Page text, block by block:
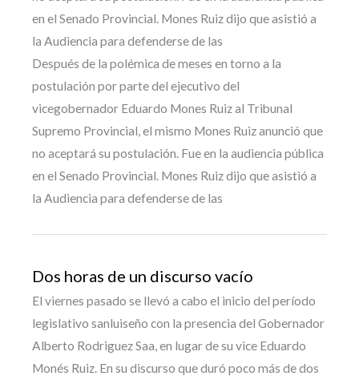
en el Senado Provincial. Mones Ruiz dijo que asistió a
la Audiencia para defenderse de las
Después de la polémica de meses en torno a la
postulación por parte del ejecutivo del
vicegobernador Eduardo Mones Ruiz al Tribunal
Supremo Provincial, el mismo Mones Ruiz anunció que
no aceptará su postulación. Fue en la audiencia pública
en el Senado Provincial. Mones Ruiz dijo que asistió a
la Audiencia para defenderse de las
Dos horas de un discurso vacío
El viernes pasado se llevó a cabo el inicio del período
legislativo sanluiseño con la presencia del Gobernador
Alberto Rodriguez Saa, en lugar de su vice Eduardo
Monés Ruiz. En su discurso que duró poco más de dos